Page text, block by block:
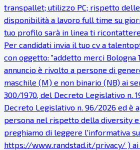
transpallet; utilizzo PC; rispetto
disponibilità a lavoro full time su
tuo profilo sarà in linea ti
Per candidati invia il tuo cv a
con oggetto: "addetto merci Bologna
annuncio è rivolto a persone di
maschile (M) e non binario (NB) ai
300/1970, del Decreto Legislativo n.
Decreto Legislativo n. 96/2026 ed è
persona nel rispetto della diversity
preghiamo di leggere l'informativa
https://www.randstad.it/privacy/ ) ai